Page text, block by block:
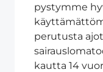
pystymme
perutusta
kautta 14